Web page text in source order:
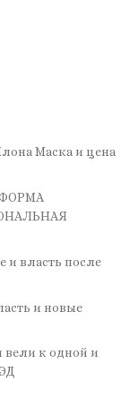
Маска и цена
и власть после
и новые
вели к одной и